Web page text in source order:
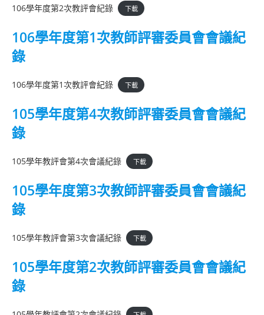
106學年度第2次教評會紀錄 下載
106學年度第1次教師評審委員會會議紀
錄
106學年度第1次教評會紀錄 下載
105學年度第4次教師評審委員會會議紀
錄
105學年教評會第4次會議紀錄 下載
105學年度第3次教師評審委員會會議紀
錄
105學年教評會第3次會議紀錄 下載
105學年度第2次教師評審委員會會議紀
錄